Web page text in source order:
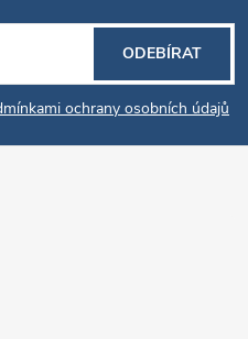
ochrany osobních údajů
ODEBÍRAT